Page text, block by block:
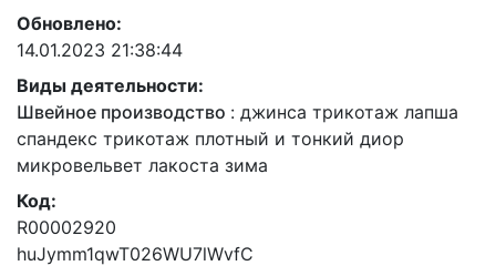
Обновлено:
14.01.2023 21:38:44
Виды деятельности:
Швейное производство : джинса трикотаж лапша
спандекс трикотаж плотный и тонкий диор
микровельвет лакоста зима
Код:
R00002920
huJymm1qwT026WU7lWvfC